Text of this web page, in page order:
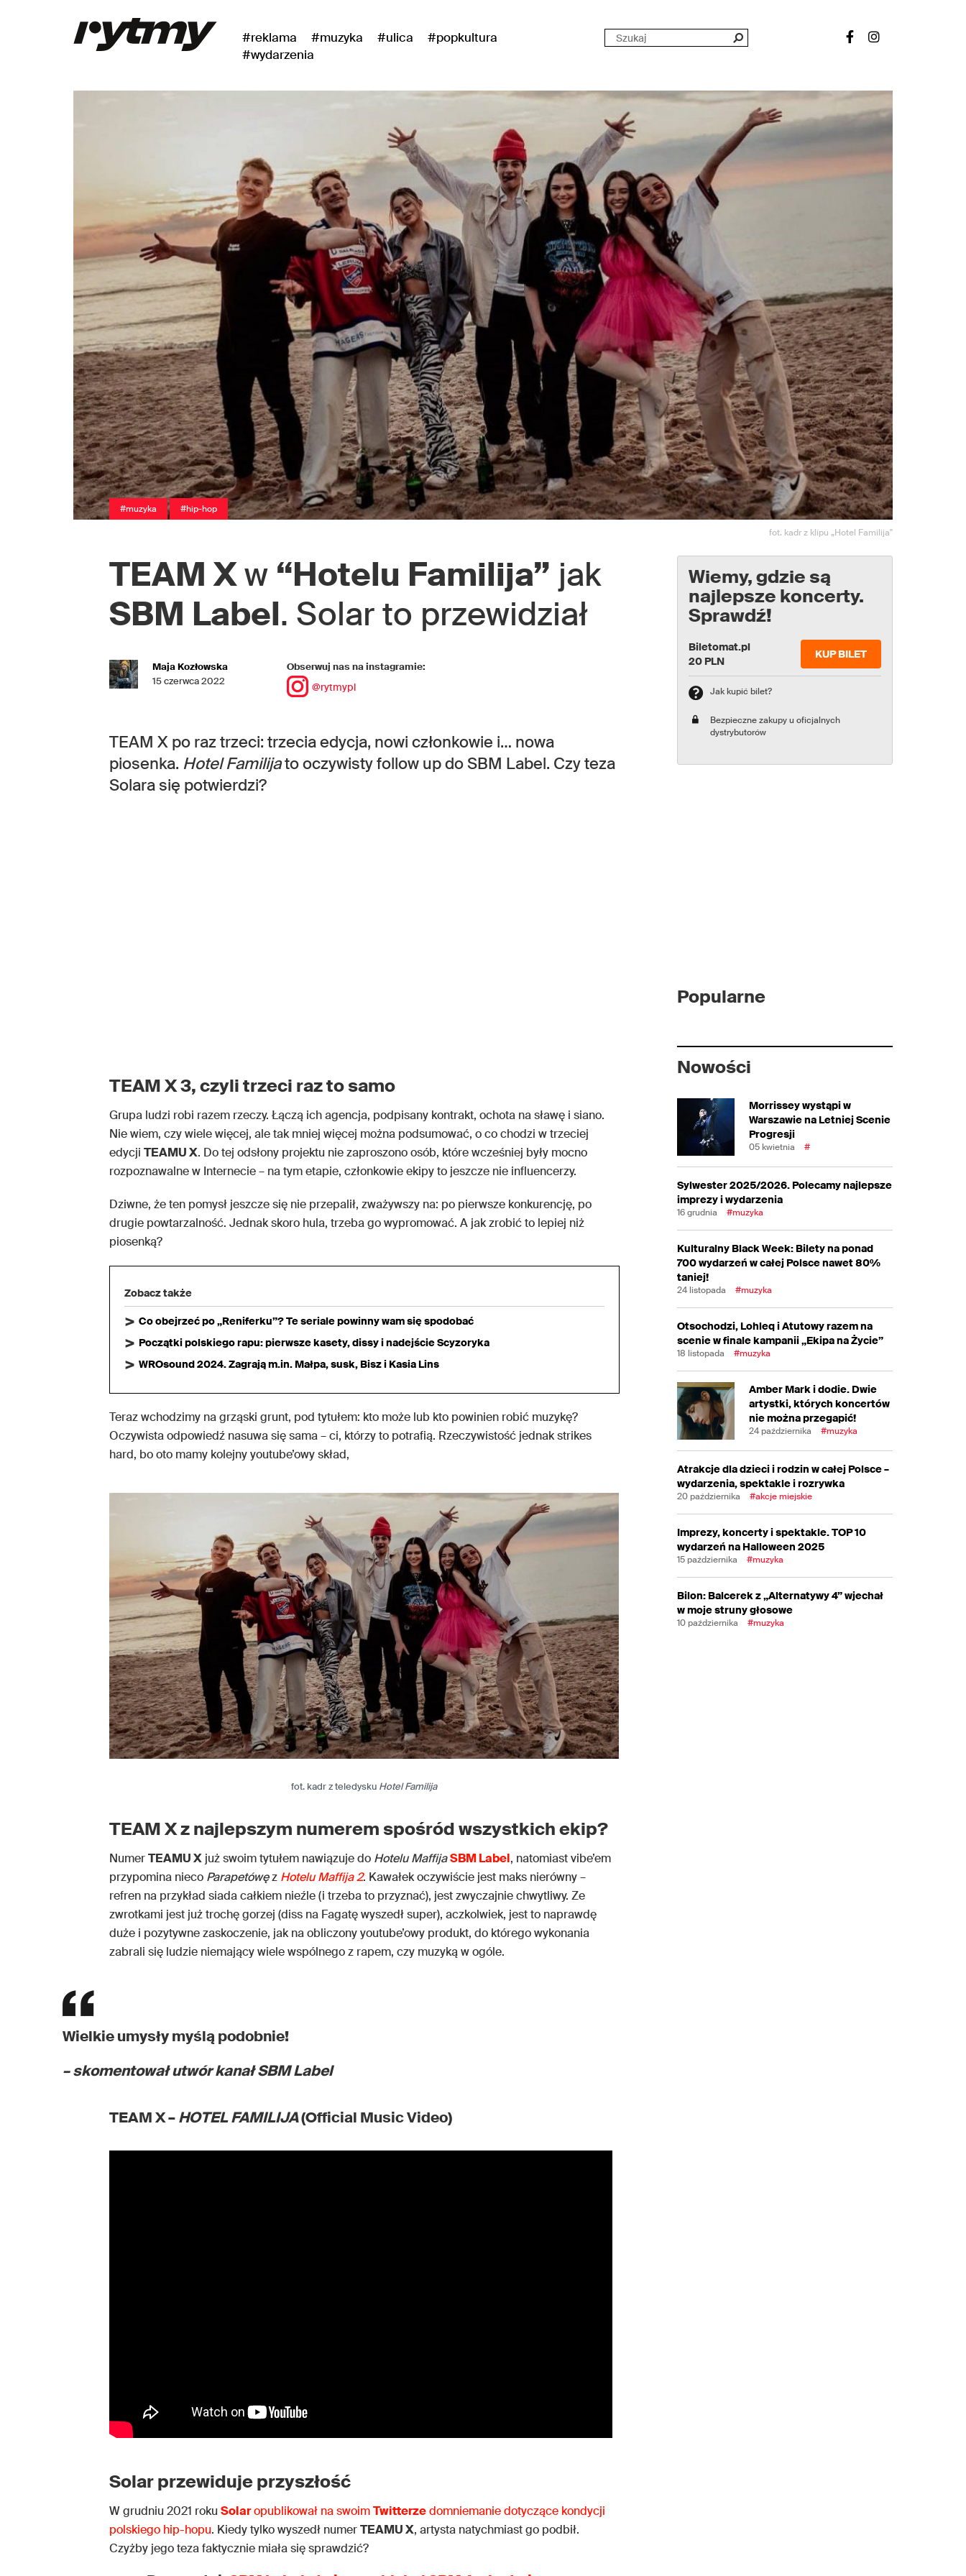
#reklama #muzyka #ulica
#popkultura
#wydarzenia
#muzyka #hip-hop
fot. kadr z klipu „Hotel Familija"
TEAM Xw “Hotelu Familija” jak
SBM Label. Solar to przewidział
Maja Kozłowska
15 czerwca 2022
Obserwuj nas na instagramie:
@rytmypl
TEAM X po raz trzeci: trzecia edycja, nowi członkowie i… nowa
piosenka. Hotel Familijato oczywisty follow up do SBM Label. Czy teza
Solara się potwierdzi?
TEAM X 3, czyli trzeci raz to samo
Grupa ludzi robi razem rzeczy. Łączą ich agencja, podpisany kontrakt, ochota na sławę i siano.
Nie wiem, czy wiele więcej, ale tak mniej więcej można podsumować, o co chodzi w trzeciej
edycji TEAMU X. Do tej odsłony projektu nie zaproszono osób, które wcześniej były mocno
rozpoznawalne w Internecie – na tym etapie, członkowie ekipy to jeszcze nie influencerzy.
Dziwne, że ten pomysł jeszcze się nie przepalił, zważywszy na: po pierwsze konkurencję, po
drugie powtarzalność. Jednak skoro hula, trzeba go wypromować. A jak zrobić to lepiej niż
piosenką?
Zobacz także
Co obejrzeć po „Reniferku”? Te seriale powinny wam się spodobać
Początki polskiego rapu: pierwsze kasety, dissy i nadejście Scyzoryka
WROsound 2024. Zagrają m.in. Małpa, susk, Bisz i Kasia Lins
Teraz wchodzimy na grząski grunt, pod tytułem: kto może lub kto powinien robić muzykę?
Oczywista odpowiedź nasuwa się sama – ci, którzy to potrafią. Rzeczywistość jednak strikes
hard, bo oto mamy kolejny youtube’owy skład,
fot. kadr z teledysku Hotel Familija
TEAM X z najlepszym numerem spośród wszystkich ekip?
NumerTEAMU X już swoim tytułem nawiązuje do Hotelu MaffijaSBM Label, natomiast vibe’em
przypomina nieco Parapetówęz Hotelu Maffija 2. Kawałek oczywiście jest maks nierówny –
refren na przykład siada całkiem nieźle (i trzeba to przyznać), jest zwyczajnie chwytliwy. Ze
zwrotkami jest już trochę gorzej (diss na Fagatę wyszedł super), aczkolwiek, jest to naprawdę
duże i pozytywne zaskoczenie, jak na obliczony youtube’owy produkt, do którego wykonania
zabrali się ludzie niemający wiele wspólnego z rapem, czy muzyką w ogóle.
Wielkie umysły myślą podobnie!
– skomentował utwór kanał SBM Label
TEAM X –HOTEL FAMILIJA(Official Music Video)
Solar przewiduje przyszłość
W grudniu 2021 roku Solaropublikował na swoimTwitterzedomniemanie dotyczące kondycji
polskiego hip-hopu. Kiedy tylko wyszedł numerTEAMU X, artysta natychmiast go podbił.
Czyżby jego teza faktycznie miała się sprawdzić?
Wiemy, gdzie są
najlepsze koncerty.
Sprawdź!
Biletomat.pl
20 PLN
KUP BILET
Jak kupić bilet?
Bezpieczne zakupy u oficjalnych
dystrybutorów
Popularne
Nowości
Morrissey wystąpi w
Warszawie na Letniej Scenie
Progresji
05 kwietnia #
Sylwester 2025/2026. Polecamy najlepsze
imprezy i wydarzenia
16 grudnia #muzyka
Kulturalny Black Week: Bilety na ponad
700 wydarzeń w całej Polsce nawet 80%
taniej!
24 listopada #muzyka
Otsochodzi, Lohleq i Atutowy razem na
scenie w finale kampanii „Ekipa na Życie”
18 listopada #muzyka
Amber Mark i dodie. Dwie
artystki, których koncertów
nie można przegapić!
24 października #muzyka
Atrakcje dla dzieci i rodzin w całej Polsce –
wydarzenia, spektakle i rozrywka
20 października #akcje miejskie
Imprezy, koncerty i spektakle. TOP 10
wydarzeń na Halloween 2025
15 października #muzyka
Bilon: Balcerek z „Alternatywy 4” wjechał
w moje struny głosowe
10 października #muzyka